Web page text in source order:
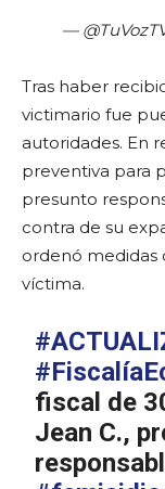
—
Tras haber
victimario fue
autoridades. En
preventiva para
presunto
contra de su
ordenó medidas
víctima.
fiscal de
Jean C.,